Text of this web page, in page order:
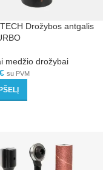
Drožybos antgalis
medžio drožybai
€ su PVM